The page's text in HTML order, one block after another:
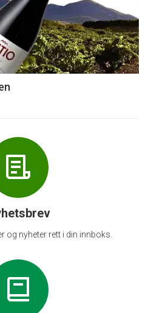
og nyheter rett i din innboks.